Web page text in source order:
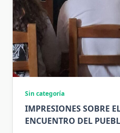
Sin categoría
IMPRESIONES SOBRE
ENCUENTRO DEL